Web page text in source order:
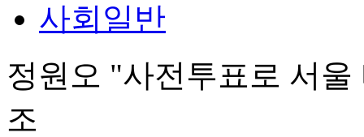
사회일반
정원오 "사전투표로 서
조